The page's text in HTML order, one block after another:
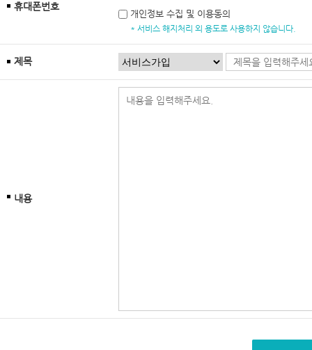
휴대폰번호
개인정보 수집 및 이용동의
* 서비스 해지처리 외 용도로 사용하지 않습니다.
제목
내용